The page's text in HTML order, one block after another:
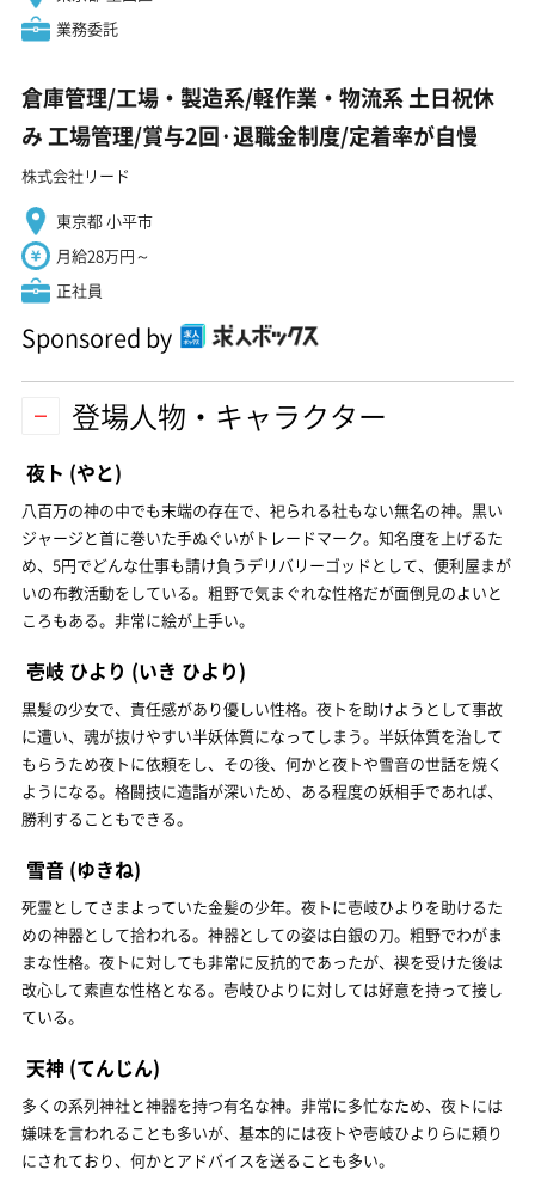
業務委託
倉庫管理/工場・製造系/軽作業・物流系 土日祝休
み 工場管理/賞与2回·退職金制度/定着率が自慢
株式会社リード
東京都 小平市
月給28万円～
正社員
Sponsored by
登場人物・キャラクター
夜ト (やと)
八百万の神の中でも末端の存在で、祀られる社もない無名の神。黒い
ジャージと首に巻いた手ぬぐいがトレードマーク。知名度を上げるた
め、5円でどんな仕事も請け負うデリバリーゴッドとして、便利屋まが
いの布教活動をしている。粗野で気まぐれな性格だが面倒見のよいと
ころもある。非常に絵が上手い。
壱岐 ひより (いき ひより)
黒髪の少女で、責任感があり優しい性格。夜トを助けようとして事故
に遭い、魂が抜けやすい半妖体質になってしまう。半妖体質を治して
もらうため夜トに依頼をし、その後、何かと夜トや雪音の世話を焼く
ようになる。格闘技に造詣が深いため、ある程度の妖相手であれば、
勝利することもできる。
雪音 (ゆきね)
死霊としてさまよっていた金髪の少年。夜トに壱岐ひよりを助けるた
めの神器として拾われる。神器としての姿は白銀の刀。粗野でわがま
まな性格。夜トに対しても非常に反抗的であったが、禊を受けた後は
改心して素直な性格となる。壱岐ひよりに対しては好意を持って接し
ている。
天神 (てんじん)
多くの系列神社と神器を持つ有名な神。非常に多忙なため、夜トには
嫌味を言われることも多いが、基本的には夜トや壱岐ひよりらに頼り
にされており、何かとアドバイスを送ることも多い。